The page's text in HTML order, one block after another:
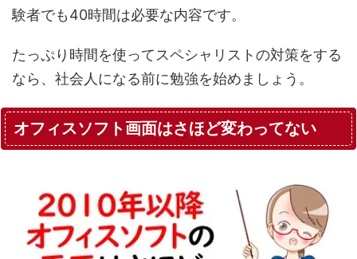
験者でも40時間は必要な内容です。
たっぷり時間を使ってスペシャリストの対策をする
なら、社会人になる前に勉強を始めましょう。
オフィスソフト画面はさほど変わってない